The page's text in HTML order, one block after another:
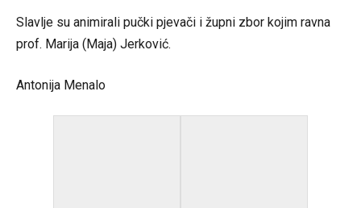
Slavlje su animirali pučki pjevači i župni zbor kojim ravna
prof. Marija (Maja) Jerković.
Antonija Menalo